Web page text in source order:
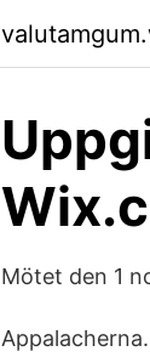
Mötet den 1